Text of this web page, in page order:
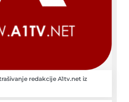
redakcije A1tv.net iz